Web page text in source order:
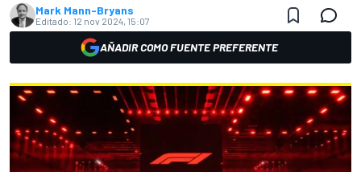
Mark Mann-Bryans
Editado: 12 nov 2024, 15:07
AÑADIR COMO FUENTE PREFERENTE